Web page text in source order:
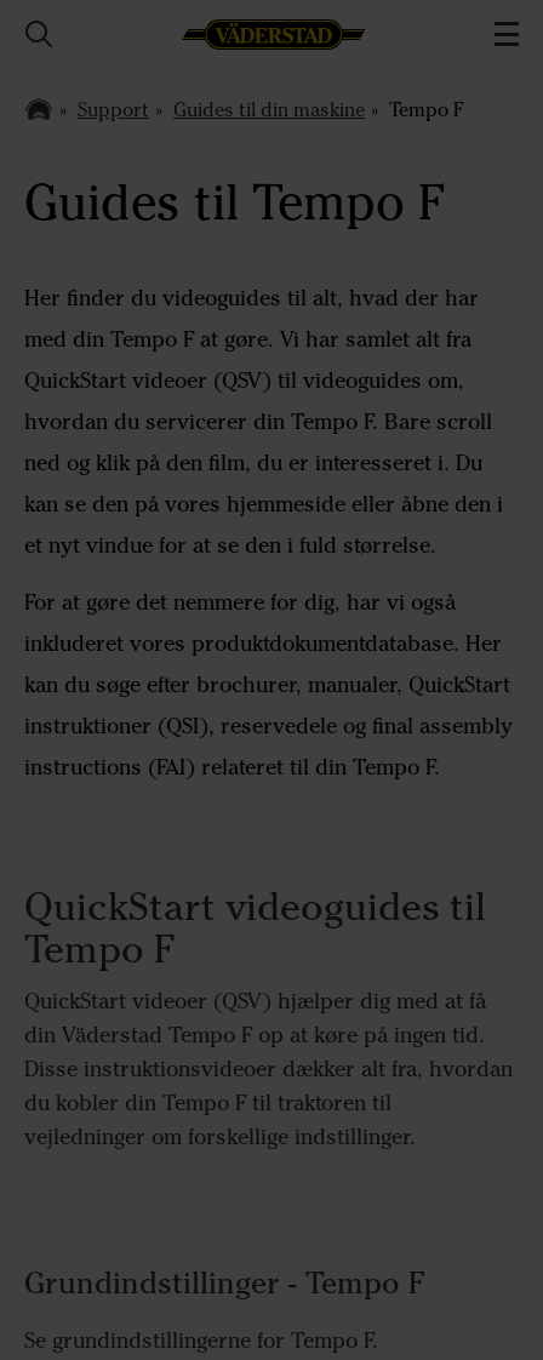
Support Guides til din maskine Tempo F
Guides til Tempo F
Her finder du videoguides til alt, hvad der har
med din Tempo F at gøre. Vi har samlet alt fra
QuickStart videoer (QSV) til videoguides om,
hvordan du servicerer din Tempo F. Bare scroll
ned og klik på den film, du er interesseret i. Du
kan se den på vores hjemmeside eller åbne den i
et nyt vindue for at se den i fuld størrelse.
For at gøre det nemmere for dig, har vi også
inkluderet vores produktdokumentdatabase. Her
kan du søge efter brochurer, manualer, QuickStart
instruktioner (QSI), reservedele og final assembly
instructions (FAI) relateret til din Tempo F.
QuickStart videoguides til
Tempo F
QuickStart videoer (QSV) hjælper dig med at få
din Väderstad Tempo F op at køre på ingen tid.
Disse instruktionsvideoer dækker alt fra, hvordan
du kobler din Tempo F til traktoren til
vejledninger om forskellige indstillinger.
Grundindstillinger - Tempo F
Se grundindstillingerne for Tempo F.